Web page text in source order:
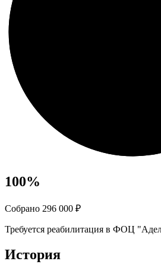
100%
Собрано 296 000 ₽
Требуется реабилитация в ФОЦ
История